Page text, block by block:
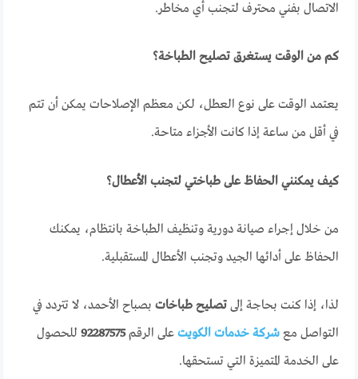
الاتصال بفني محترف لتجنب أي مخاطر.
كم من الوقت يستغرق تصليح الطباخة؟
يعتمد الوقت على نوع العطل، لكن معظم الإصلاحات يمكن أن تتم
في أقل من ساعة إذا كانت الأجزاء متاحة.
كيف يمكنني الحفاظ على طباختي لتجنب الأعطال؟
من خلال إجراء صيانة دورية وتنظيف الطباخة بانتظام، يمكنك
الحفاظ على أدائها الجيد وتجنب الأعطال المستقبلية.
لذا، إذا كنت بحاجة إلىتصليح طباخات بصباح الأحمد، لا تتردد في
التواصل معشركة خدمات الكويت على الرقم92287575 للحصول
على الخدمة المتميزة التي تستحقها.